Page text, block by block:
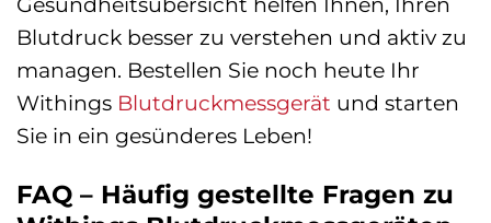
Blutdruck besser zu verstehen und aktiv zu
managen. Bestellen Sie noch heute Ihr
Withings Blutdruckmessgerät und starten
Sie in ein gesünderes Leben!
FAQ – Häufig gestellte Fragen zu